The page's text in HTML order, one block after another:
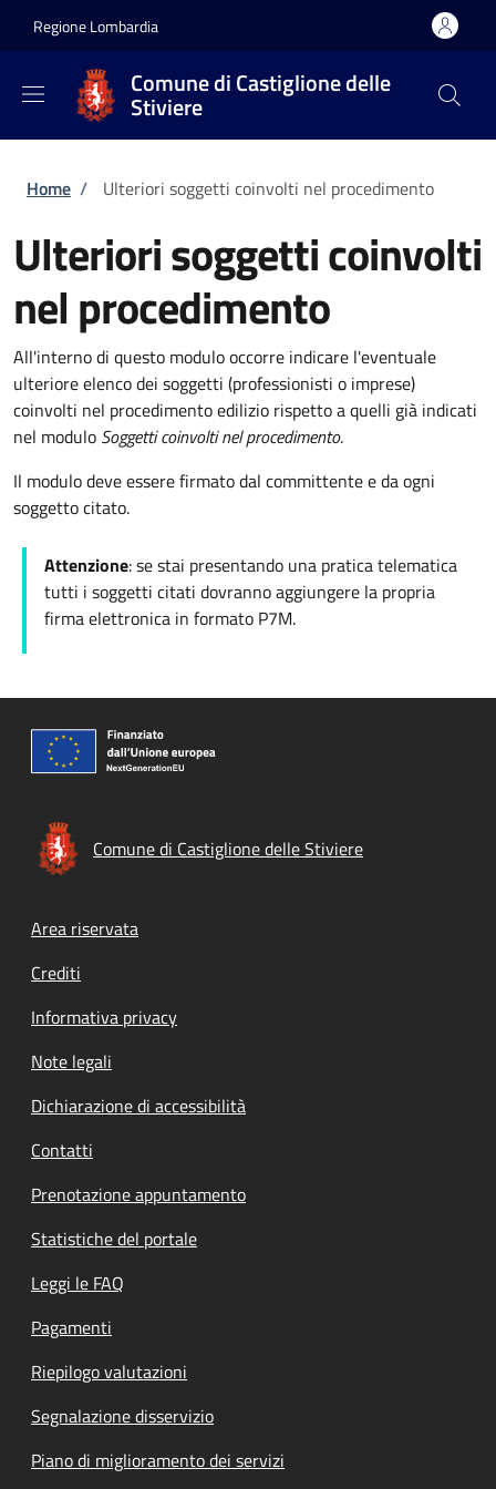
Regione Lombardia
Comune di Castiglione delle
Stiviere
Briciole di pane
Home / Ulteriori soggetti coinvolti nel procedimento
Ulteriori soggetti coinvolti
nel procedimento
All'interno di questo modulo occorre indicare l'eventuale
ulteriore elenco dei soggetti (professionisti o imprese)
coinvolti nel procedimento edilizio rispetto a quelli già indicati
nel modulo Soggetti coinvolti nel procedimento.
Il modulo deve essere firmato dal committente e da ogni
soggetto citato.
Attenzione: se stai presentando una pratica telematica
tutti i soggetti citati dovranno aggiungere la propria
firma elettronica in formato P7M.
Comune di Castiglione delle Stiviere
Footer menu
Area riservata
Crediti
Informativa privacy
Note legali
Dichiarazione di accessibilità
Contatti
Prenotazione appuntamento
Statistiche del portale
Leggi le FAQ
Pagamenti
Riepilogo valutazioni
Segnalazione disservizio
Piano di miglioramento dei servizi